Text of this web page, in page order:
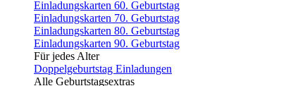
Einladungskarten 60. Geburtstag
Einladungskarten 70. Geburtstag
Einladungskarten 80. Geburtstag
Einladungskarten 90. Geburtstag
Für jedes Alter
Doppelgeburtstag Einladungen
Alle Geburtstagsextras